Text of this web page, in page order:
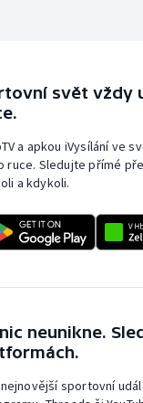
svět vždy
a apkou iVysílání ve
ruce. Sledujte přímé
a kdykoli.
neunikne.
sportovní